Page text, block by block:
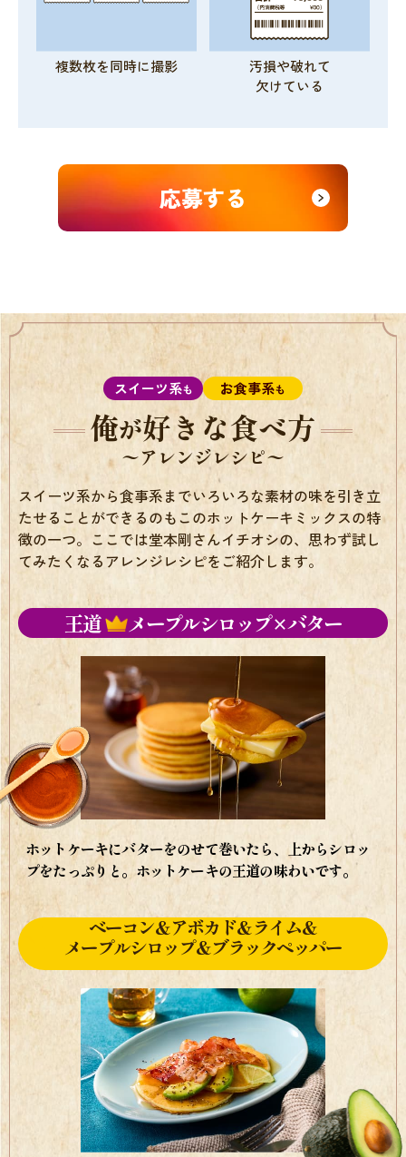
複数枚を同時に撮影
汚損や破れて
欠けている
応募する
スイーツ系も お食事系も
俺が好きな食べ方
〜アレンジレシピ〜
スイーツ系から食事系までいろいろな素材の味を引き立
たせることができるのもこのホットケーキミックスの特
徴の一つ。ここでは堂本剛さんイチオシの、思わず試し
てみたくなるアレンジレシピをご紹介します。
王道 メープルシロップ×バター
ホットケーキにバターをのせて巻いたら、上からシロッ
プをたっぷりと。ホットケーキの王道の味わいです。
ベーコン＆アボカド＆ライム＆
メープルシロップ＆ブラックペッパー